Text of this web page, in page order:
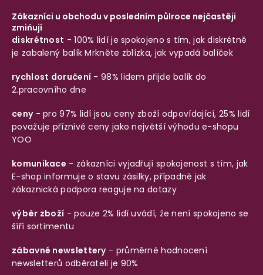
Zákazníci u obchodu v posledním půlroce nejčastěji
zmiňují
diskrétnost - 100% lidí je spokojeno s tím, jak diskrétně
je zabalený balíkMrkněte zblízka, jak vypadá balíček
rychlost doručení - 98% lidem přijde balík do
2.pracovního dne
ceny- pro 97% lidí jsou ceny zboží odpovídající, 25% lidí
považuje příznivé ceny jako největší výhodu e-shopu
YOO
komunikace - zákazníci vyjadřují spokojenost s tím, jak
E-shop informuje o stavu zásilky, případně jak
zákaznická podpora reaguje na dotazy
výběr zboží - pouze 2% lidí uvádí, že není spokojeno se
šíří sortimentu
zábavné newslettery- průměrné hodnocení
newsletterů odběrateli je 90%